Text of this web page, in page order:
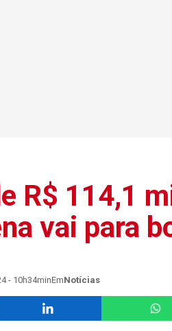
R$ 114,1
vai para
- 10h34minEmNotícias